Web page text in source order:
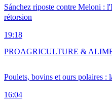
Sánchez riposte contre Meloni :
rétorsion
19:18
Poulets, bovins et ours polaires :
16:04
PROAGRICULTURE &